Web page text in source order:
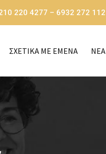
220 4277 – 6932 272 112
ΣΧΕΤΙΚΑ ΜΕ ΕΜΕΝΑ NEA